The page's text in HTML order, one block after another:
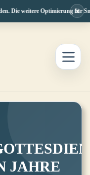
Die weitere Optimierung für
×
JAHRE